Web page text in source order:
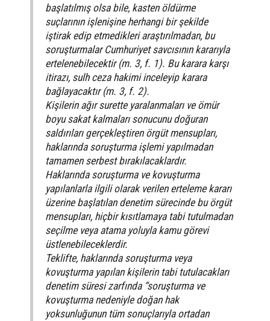
başlatılmış olsa bile, kasten öldürme
suçlarının işlenişine herhangi bir şekilde
iştirak edip etmedikleri araştırılmadan, bu
soruşturmalar Cumhuriyet savcısının kararıyla
ertelenebilecektir (m. 3, f. 1). Bu karara karşı
itirazı, sulh ceza hakimi inceleyip karara
bağlayacaktır (m. 3, f. 2).
Kişilerin ağır surette yaralanmaları ve ömür
boyu sakat kalmaları sonucunu doğuran
saldırıları gerçekleştiren örgüt mensupları,
haklarında soruşturma işlemi yapılmadan
tamamen serbest bırakılacaklardır.
Haklarında soruşturma ve kovuşturma
yapılanlarla ilgili olarak verilen erteleme kararı
üzerine başlatılan denetim sürecinde bu örgüt
mensupları, hiçbir kısıtlamaya tabi tutulmadan
seçilme veya atama yoluyla kamu görevi
üstlenebileceklerdir.
Teklifte, haklarında soruşturma veya
kovuşturma yapılan kişilerin tabi tutulacakları
denetim süresi zarfında “soruşturma ve
kovuşturma nedeniyle doğan hak
yoksunluğunun tüm sonuçlarıyla ortadan